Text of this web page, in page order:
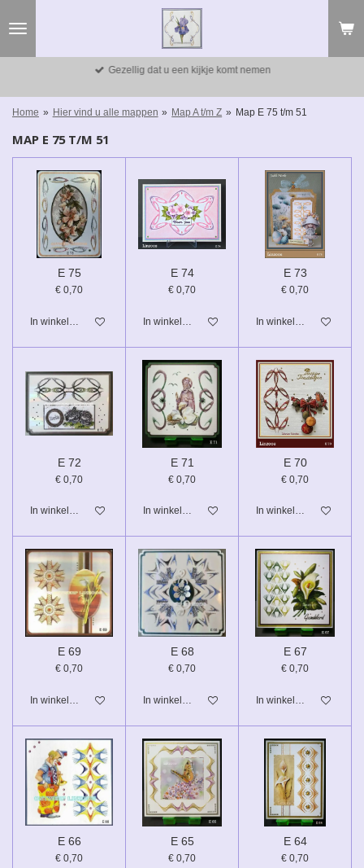
direct
Gezellig dat u een kijkje komt nemen
Home » Hier vind u alle mappen » Map A t/m Z » Map E 75 t/m 51
MAP E 75 T/M 51
E 75
€ 0,70
In winkelwagen
E 74
€ 0,70
In winkelwagen
E 73
€ 0,70
In winkelwagen
E 72
€ 0,70
In winkelwagen
E 71
€ 0,70
In winkelwagen
E 70
€ 0,70
In winkelwagen
E 69
€ 0,70
In winkelwagen
E 68
€ 0,70
In winkelwagen
E 67
€ 0,70
In winkelwagen
E 66
€ 0,70
E 65
€ 0,70
E 64
€ 0,70